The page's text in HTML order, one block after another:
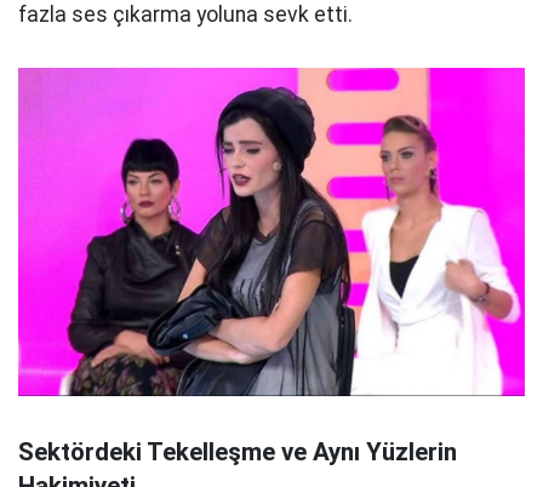
fazla ses çıkarma yoluna sevk etti.
Sektördeki Tekelleşme ve Aynı Yüzlerin